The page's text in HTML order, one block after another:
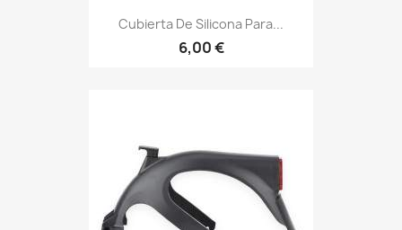
Cubierta De Silicona Para...
6,00 €